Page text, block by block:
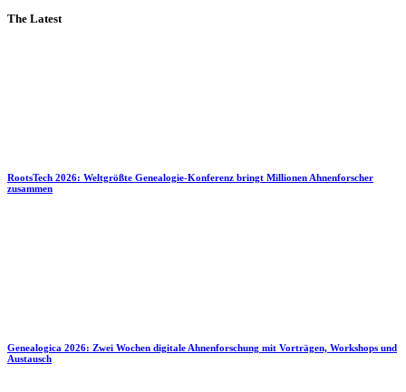
The Latest
RootsTech 2026: Weltgrößte Genealogie-Konferenz bringt Millionen Ahnenforscher
zusammen
Genealogica 2026: Zwei Wochen digitale Ahnenforschung mit Vorträgen, Workshops und
Austausch